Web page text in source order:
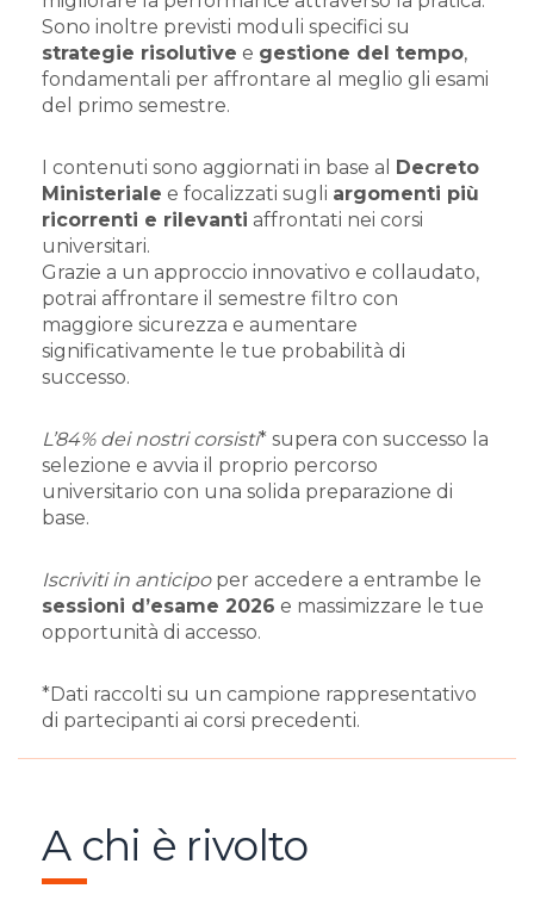
Sono inoltre previsti moduli specifici su
strategie risolutive e gestione del tempo,
fondamentali per affrontare al meglio gli esami
del primo semestre.
I contenuti sono aggiornati in base al
Decreto
Ministeriale e focalizzati sugli argomenti più
ricorrenti e rilevanti affrontati nei corsi
universitari.
Grazie a un approccio innovativo e collaudato,
potrai affrontare il semestre filtro con
maggiore sicurezza e aumentare
significativamente le tue probabilità di
successo.
L’84% dei nostri corsisti* supera con successo la
selezione e avvia il proprio percorso
universitario con una solida preparazione di
base.
Iscriviti in anticipoper accedere a entrambe le
sessioni d’esame 2026 e massimizzare le tue
opportunità di accesso.
*Dati raccolti su un campione rappresentativo
di partecipanti ai corsi precedenti.
A chi è rivolto